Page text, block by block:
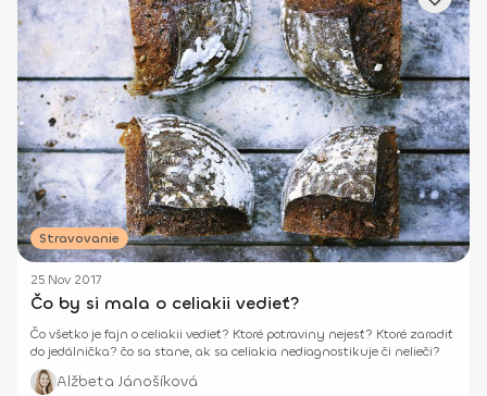
Stravovanie
25 Nov 2017
Čo by si mala o celiakii vedieť?
Čo všetko je fajn o celiakii vedieť? Ktoré potraviny nejesť? Ktoré zaradiť
do jedálnička? čo sa stane, ak sa celiakia nediagnostikuje či nelieči?
Alžbeta Jánošíková